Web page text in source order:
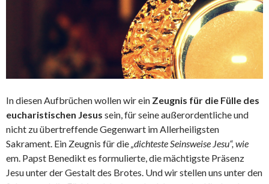
In diesen Aufbrüchen wollen wir ein Zeugnis für die Fülle des
eucharistischen Jesus sein, für seine außerordentliche und
nicht zu übertreffende Gegenwart im Allerheiligsten
Sakrament. Ein Zeugnis für die „dichteste Seinsweise Jesu“, wie
em. Papst Benedikt es formulierte, die mächtigste Präsenz
Jesu unter der Gestalt des Brotes. Und wir stellen uns unter den